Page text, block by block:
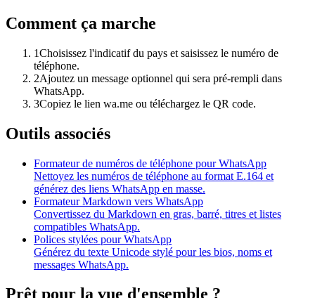
Comment ça marche
1Choisissez l'indicatif du pays et saisissez le numéro de
téléphone.
2Ajoutez un message optionnel qui sera pré-rempli dans
WhatsApp.
3Copiez le lien wa.me ou téléchargez le QR code.
Outils associés
Formateur de numéros de téléphone pour WhatsApp
Nettoyez les numéros de téléphone au format E.164 et
générez des liens WhatsApp en masse.
Formateur Markdown vers WhatsApp
Convertissez du Markdown en gras, barré, titres et listes
compatibles WhatsApp.
Polices stylées pour WhatsApp
Générez du texte Unicode stylé pour les bios, noms et
messages WhatsApp.
Prêt pour la vue d'ensemble ?